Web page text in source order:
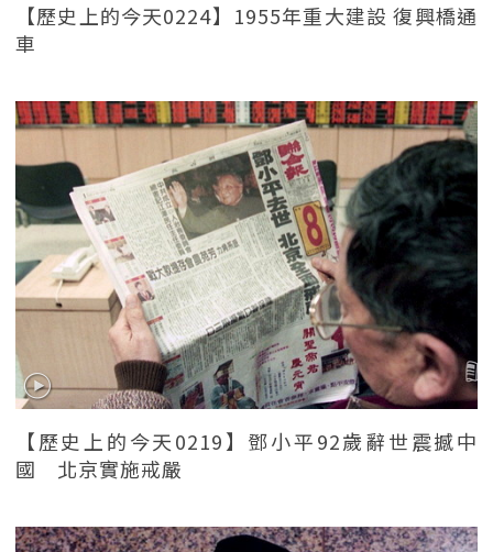
【歷史上的今天0224】1955年重大建設 復興橋通
車
【歷史上的今天0219】鄧小平92歲辭世震撼中
國 北京實施戒嚴